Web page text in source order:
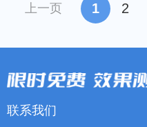
上一页 1 2
联系我们